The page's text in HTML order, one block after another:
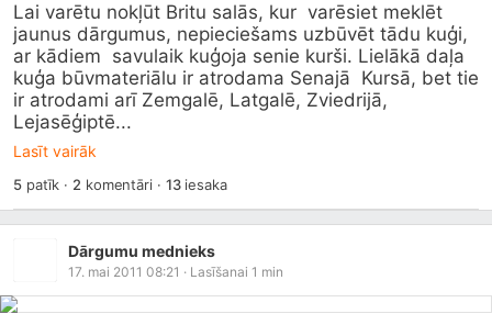
Lai varētu nokļūt Britu salās, kur  varēsiet meklēt
jaunus dārgumus, nepieciešams uzbūvēt tādu kuģi,
ar kādiem  savulaik kuģoja senie kurši. Lielākā daļa
kuģa būvmateriālu ir atrodama Senajā  Kursā, bet tie
ir atrodami arī Zemgalē, Latgalē, Zviedrijā,
Lejasēģiptē...
Lasīt vairāk
5patīk · 2 komentāri · 13iesaka
Dārgumu mednieks
17. mai 2011 08:21 · Lasīšanai 1 min